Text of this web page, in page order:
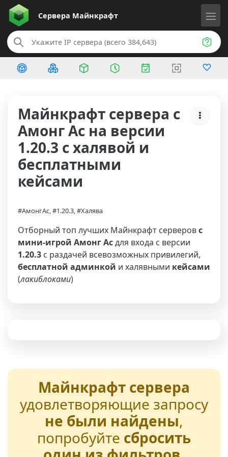
Сервера Майнкрафт
Майнкрафт сервера с
Амонг Ас на версии
1.20.3 с халявой и
бесплатными
кейсами
#АмонгАс, #1.20.3, #Халява
Отборный топ лучших Майнкрафт серверовс
мини-игрой Амонг Асдля входа с версии
1.20.3 с раздачей всевозможных привилегий,
бесплатной админкой и халявными кейсами
(лакиблоками)
Майнкрафт сервера
удовлетворяющие запросу
не были найдены,
попробуйте сбросить